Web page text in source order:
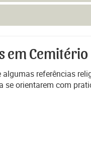
em
referências
orientarem com